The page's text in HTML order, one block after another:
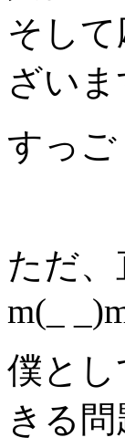
そし
ざいま
すっ
ただ
m(_
僕とし
きる